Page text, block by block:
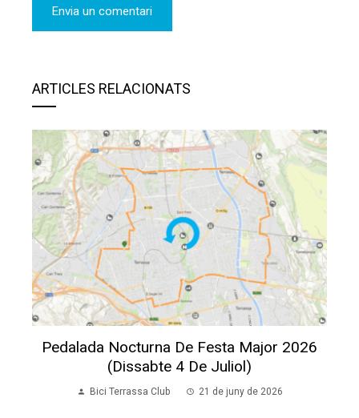
ARTICLES RELACIONATS
Pedalada Nocturna De Festa Major 2026
(dissabte 4 De Juliol)
Bici Terrassa Club 21 de juny de 2026